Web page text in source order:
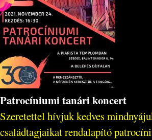
Patrocíniumi tanári koncert
Szeretettel hívjuk kedves
családtagjaikat rendalapító